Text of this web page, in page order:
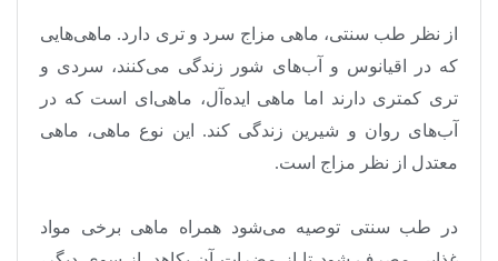
از نظر طب سنتی، ماهی مزاج سرد و تری دارد. ماهی‌هایی
که در اقیانوس و آب‌های شور زندگی می‌کنند، سردی و
تری کمتری دارند اما ماهی ایده‌آل، ماهی‌ای است که در
آب‌های روان و شیرین زندگی کند. این نوع ماهی، ماهی
معتدل از نظر مزاج است.
در طب سنتی توصیه می‌شود همراه ماهی برخی مواد